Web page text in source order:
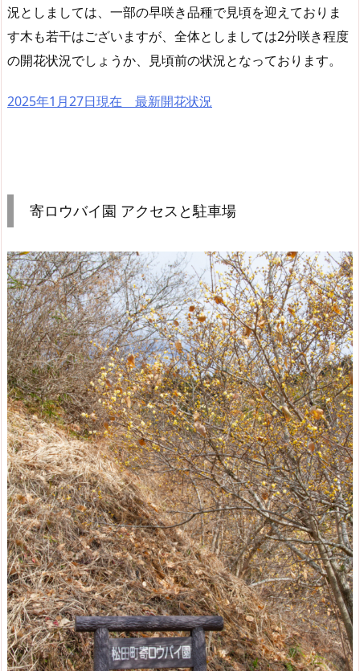
況としましては、一部の早咲き品種で見頃を迎えておりま
す木も若干はございますが、全体としましては2分咲き程度
の開花状況でしょうか、見頃前の状況となっております。
2025年1月27日現在 最新開花状況
寄ロウバイ園 アクセスと駐車場